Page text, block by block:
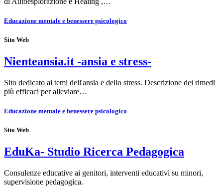
Educazione mentale e benessere psicologico
Sito Web
Nienteansia.it -ansia e stress-
Sito dedicato ai temi dell'ansia e dello stress. Descrizione dei rimedi
più efficaci per alleviare…
Educazione mentale e benessere psicologico
Sito Web
EduKa- Studio Ricerca Pedagogica
Consulenze educative ai genitori, interventi educativi su minori,
supervisione pedagogica.